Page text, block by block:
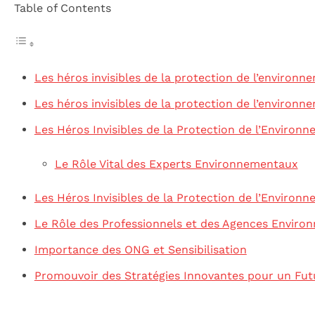
Table of Contents
Les héros invisibles de la protection de
Les héros invisibles de la protection de
Les Héros Invisibles de la Protection de
Le Rôle Vital des Experts Environnementaux
Les Héros Invisibles de la Protection de
Le Rôle des Professionnels et des Agences
Importance des ONG et Sensibilisation
Promouvoir des Stratégies Innovantes pour un